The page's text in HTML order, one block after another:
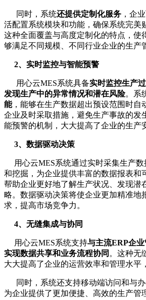
同时，系统还提供定制化服务 ，企
活配置系统模块和功能，确保系统完美
这种全面覆盖与高度定制化的特点，使
够满足不同规模、不同行业企业的生产
2、实时监控与智能预警
用心云MES系统具备实时监控生产
发现生产中的异常情况和潜在风险。系
能，能够在生产数据超出预设范围时自
企业及时采取措施，避免生产事故的发
能预警的机制，大大提高了企业的生产
3、数据驱动决策
用心云MES系统通过实时采集生产数
和挖掘，为企业提供丰富的数据报表和
帮助企业更好地了解生产状况、发现潜
略。数据驱动决策将使企业更加精准地
求，提高市场竞争力。
4、无缝集成与协同
用心云MES系统支持与主流ERP企
实现数据共享和业务流程协同 。这种无
大大提高了企业的运营效率和管理水平
同时，系统还支持移动端访问和与办
为企业提供了更加便捷、高效的生产管